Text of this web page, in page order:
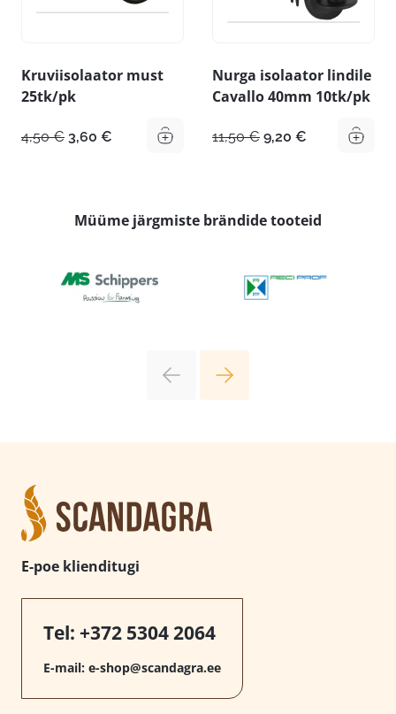
Kruviisolaator must
25tk/pk
4,50€ Algne
3,60 € Praegune
Nurga isolaator lindile
Cavallo 40mm 10tk/pk
11,50€ Algne
9,20 € Praegune
Müüme järgmiste brändide tooteid
E-poe klienditugi
Tel: +372 5304 2064
E-mail: e-shop@scandagra.ee